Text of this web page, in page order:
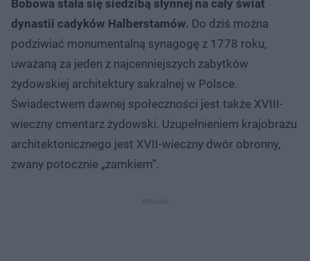
Bobowa stała się siedzibą słynnej na cały świat
dynastii cadyków Halberstamów. Do dziś można
podziwiać monumentalną synagogę z 1778 roku,
uważaną za jeden z najcenniejszych zabytków
żydowskiej architektury sakralnej w Polsce.
Świadectwem dawnej społeczności jest także XVIII-
wieczny cmentarz żydowski. Uzupełnieniem krajobrazu
architektonicznego jest XVII-wieczny dwór obronny,
zwany potocznie „zamkiem”.